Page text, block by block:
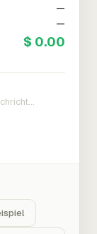
—
—
$ 0.00